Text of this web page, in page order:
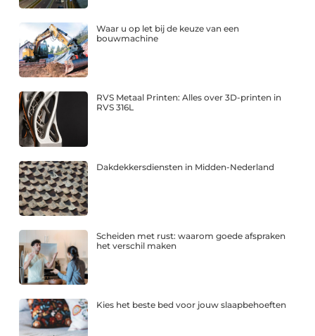
Waar u op let bij de keuze van een
bouwmachine
RVS Metaal Printen: Alles over 3D-printen in
RVS 316L
Dakdekkersdiensten in Midden-Nederland
Scheiden met rust: waarom goede afspraken
het verschil maken
Kies het beste bed voor jouw slaapbehoeften